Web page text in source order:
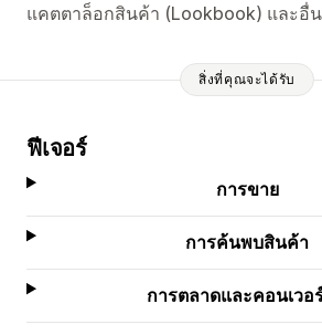
แคตตาล็อกสินค้า (Lookbook) และอื่
สิ่งที่คุณจะได้รับ
ฟีเจอร์
การขาย
การค้นพบสินค้า
การตลาดและคอนเวอ